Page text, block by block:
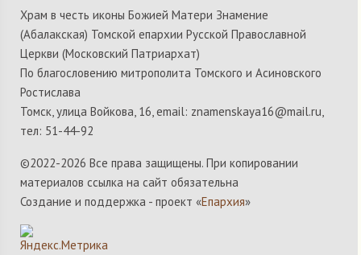
Храм в честь иконы Божией Матери Знамение
(Абалакская) Томской епархии Русской Православной
Церкви (Московский Патриархат)
По благословению митрополита Томского и Асиновского
Ростислава
Томск, улица Войкова, 16, email: znamenskaya16@mail.ru,
тел: 51-44-92
©2022-2026 Все права защищены. При копировании
материалов ссылка на сайт обязательна
Создание и поддержка - проект «Епархия»